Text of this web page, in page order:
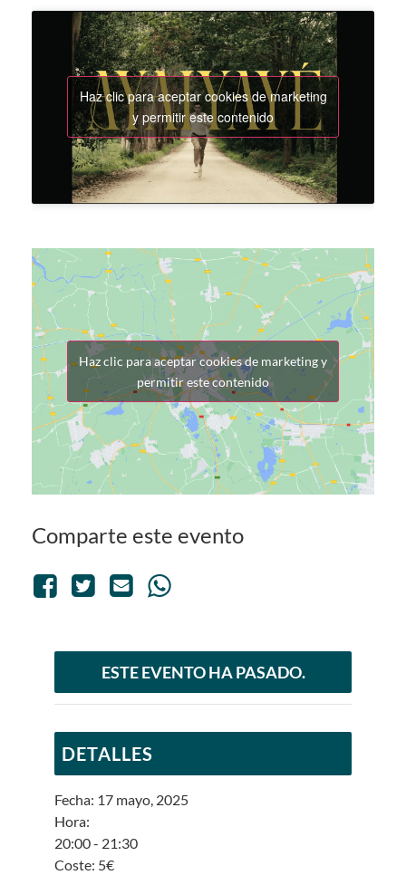
Haz clic para aceptar cookies de marketing
y permitir este contenido
Haz clic para aceptar cookies de marketing y
permitir este contenido
Comparte este evento
ESTE EVENTO HA PASADO.
DETALLES
Fecha: 17 mayo, 2025
Hora:
20:00 - 21:30
Coste: 5€